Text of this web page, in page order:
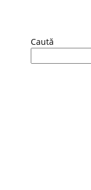
Caută